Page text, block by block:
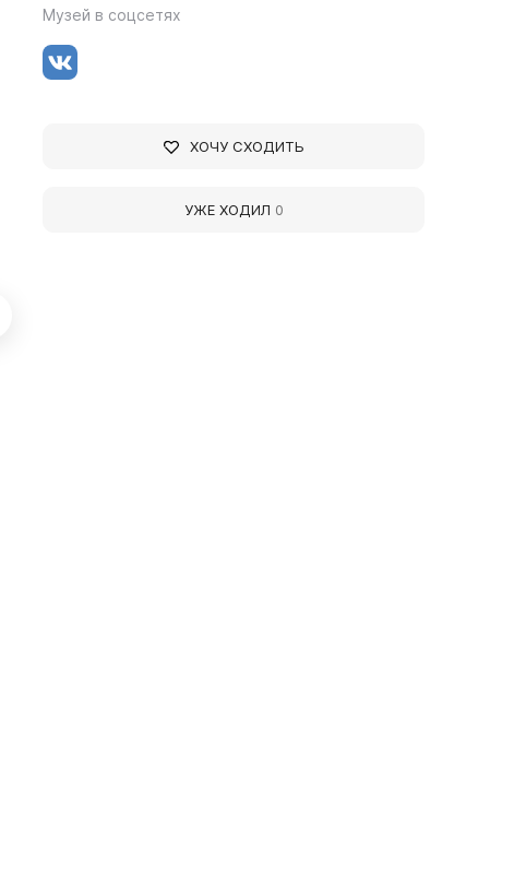
Музей в соцсетях
ХОЧУ СХОДИТЬ
УЖЕ ХОДИЛ 0